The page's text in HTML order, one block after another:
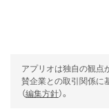
アプリオは独自の観点
賛企業との取引関係に
（編集方針）。